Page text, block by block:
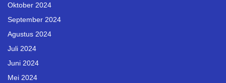
Oktober 2024
September 2024
Agustus 2024
Juli 2024
Juni 2024
Mei 2024